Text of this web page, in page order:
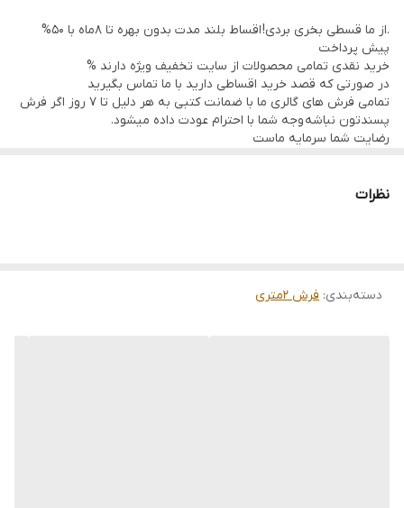
وضعیت کالا
.از ما قسطی بخری بردی! اقساط بلند مدت بدون بهره تا 8ماه با 50%
پیش پرداخت
خرید نقدی تمامی محصولات از سایت تخفیف ویژه دارند %
در صورتی که قصد خرید اقساطی دارید با ما تماس بگیرید
تمامی فرش های گالری ما با ضمانت کتبی به هر دلیل تا 7 روز اگر فرش
پسندتون نباشه وجه شما با احترام عودت داده میشود.
رضایت شما سرمایه ماست
از فلسطین اشعالی) پذیرفته میشود
نظرات
دسته‌بندی: فرش 2متری